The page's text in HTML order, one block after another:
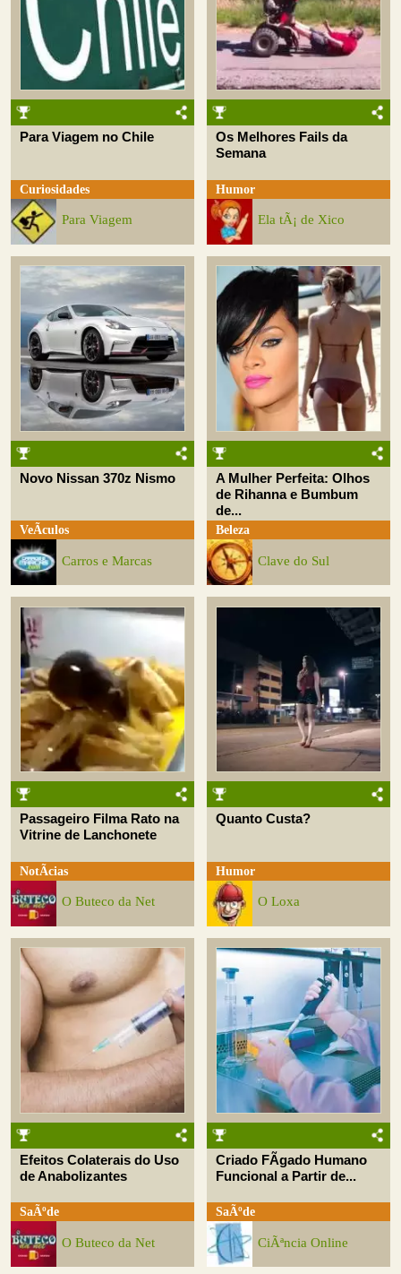
Para Viagem no Chile
Curiosidades
Para Viagem
Os Melhores Fails da
Semana
Humor
Ela tÃ¡ de Xico
Novo Nissan 370z Nismo
VeÃ­culos
Carros e Marcas
A Mulher Perfeita: Olhos
de Rihanna e Bumbum
de...
Beleza
Clave do Sul
Passageiro Filma Rato na
Vitrine de Lanchonete
NotÃ­cias
O Buteco da Net
Quanto Custa?
Humor
O Loxa
Efeitos Colaterais do Uso
de Anabolizantes
SaÃºde
O Buteco da Net
Criado FÃ­gado Humano
Funcional a Partir de...
SaÃºde
CiÃªncia Online